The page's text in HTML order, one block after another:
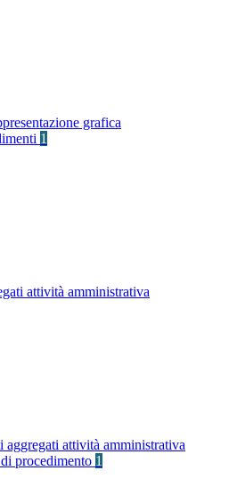
grafica
1
attività amministrativa
aggregati attività amministrativa
procedimento 1